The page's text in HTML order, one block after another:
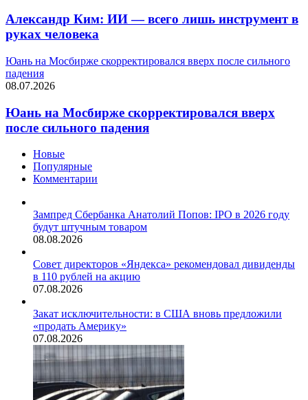
Александр Ким: ИИ — всего лишь инструмент в
руках человека
Юань на Мосбирже скорректировался вверх после сильного
падения
08.07.2026
Юань на Мосбирже скорректировался вверх
после сильного падения
Новые
Популярные
Комментарии
Зампред Сбербанка Анатолий Попов: IPO в 2026 году
будут штучным товаром
08.08.2026
Совет директоров «Яндекса» рекомендовал дивиденды
в 110 рублей на акцию
07.08.2026
Закат исключительности: в США вновь предложили
«продать Америку»
07.08.2026